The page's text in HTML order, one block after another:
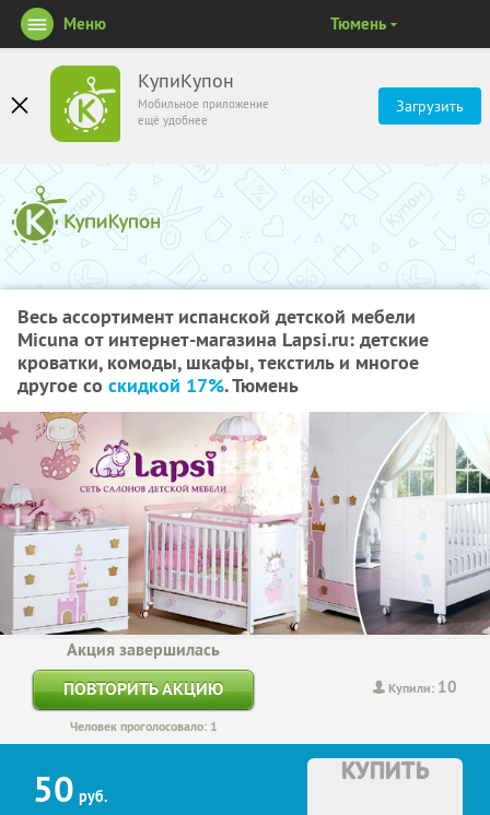
КупиКупон
Мобильное приложение
ещё удобнее
Загрузить
Меню Тюмень
Весь ассортимент испанской детской мебели
Micuna от интернет-магазина Lapsi.ru: детские
кроватки, комоды, шкафы, текстиль и многое
другое со скидкой 17%. Тюмень
Купили: 10
Акция завершилась
ПОВТОРИТЬ АКЦИЮ
Человек проголосовало: 1
50 руб.
КУПИТЬ